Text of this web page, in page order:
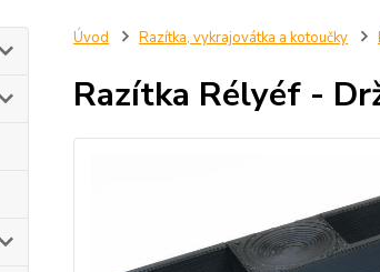
Úvod Razítka, vykrajovátka a kotoučky
Razítka Rélyéf -